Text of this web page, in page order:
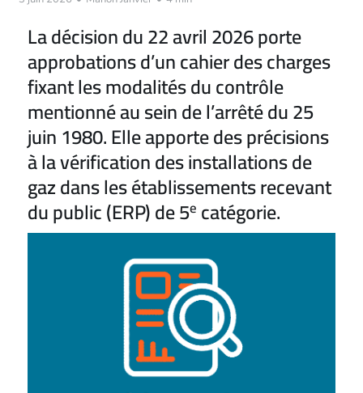
La décision du 22 avril 2026 porte
approbations d’un cahier des charges
fixant les modalités du contrôle
mentionné au sein de l’arrêté du 25
juin 1980. Elle apporte des précisions
à la vérification des installations de
gaz dans les établissements recevant
du public (ERP) de 5e catégorie.